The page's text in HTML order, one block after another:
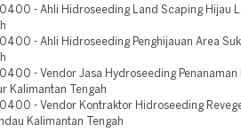
0400 - Ahli Hidroseeding Land Scaping Hijau
0400 - Ahli Hidroseeding Penghijauan Area
0400 - Vendor Jasa Hydroseeding Penanaman
Kalimantan Tengah
0400 - Vendor Kontraktor Hidroseeding
Kalimantan Tengah